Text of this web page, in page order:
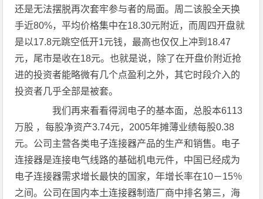
还是无法摆脱再次套牢参与者的局面。周二该股全天换
手近80%，平均价格集中在18.30元附近，而周四开盘就
是以17.8元跳空低开1元钱，最高也仅仅上冲到18.47
元，尾市是收在18元。也就是说，除了在开盘价附近抢
进的投资者能略微有几个点盈利之外，其它时段介入的
投资者几乎全部是被套。
我们再来看看得润电子的基本面，总股本6113
万股 ，每股净资产3.74元，2005年摊薄业绩每股0.38
元。公司主营各类电子连接器产品的生产和销售。电子
连接器是连接电气线路的基础机电元件，中国已经成为
电子连接器需求增长最快的国家，年增长率在10－15％
之间。公司在国内本土连接器制造厂商中排名第三，海